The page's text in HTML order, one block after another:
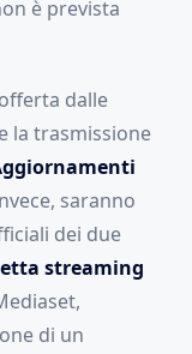
è prevista
dalle
la trasmissione
saranno
dei due
streaming
di un